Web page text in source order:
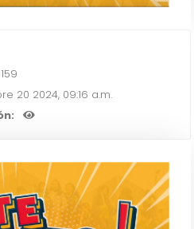
159
20 2024, 09:16 a.m.